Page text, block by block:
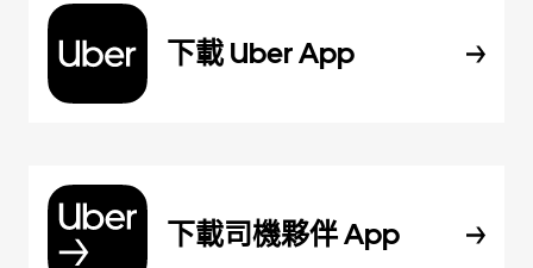
下載 Uber App
下載司機夥伴 App